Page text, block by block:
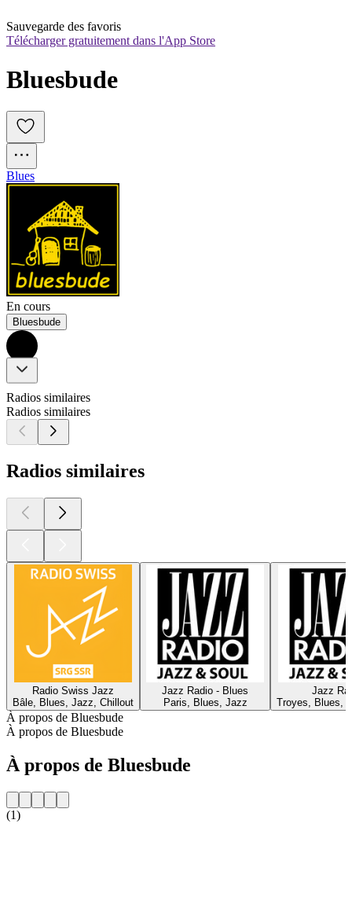
Sauvegarde des favoris
Télécharger gratuitement dans l'App Store
Bluesbude
Blues
En cours
Bluesbude
Radios similaires
Radios similaires
Radios similaires
Radio Swiss Jazz
Bâle, Blues, Jazz, Chillout
Jazz Radio - Blues
Paris, Blues, Jazz
Jazz
Troyes, Blues,
À propos de Bluesbude
À propos de Bluesbude
À propos de Bluesbude
(1)